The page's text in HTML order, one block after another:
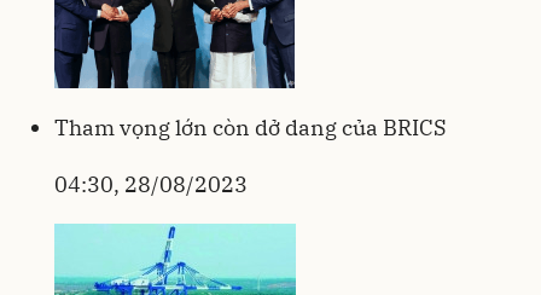
Tham vọng lớn còn dở dang của BRICS
04:30, 28/08/2023